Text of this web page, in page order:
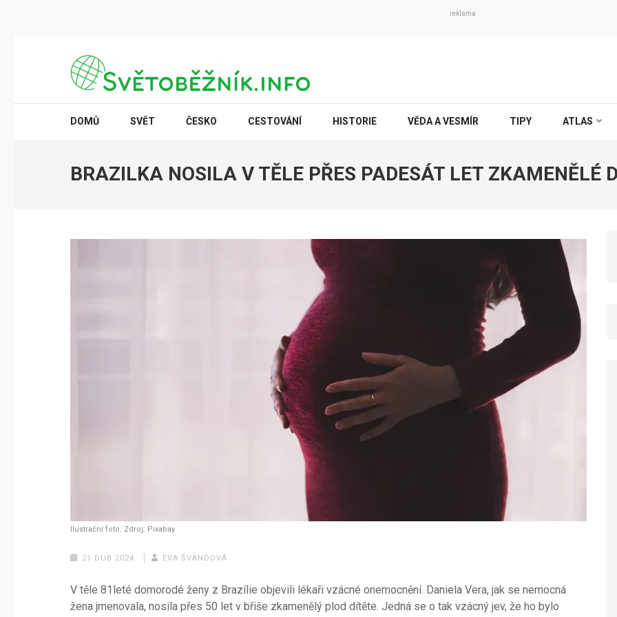
reklama
SVĚTOBĚŽNÍK.INFO
DOMŮ SVĚT ČESKO CESTOVÁNÍ HISTORIE VĚDA A VESMÍR TIPY ATLAS
BRAZILKA NOSILA V TĚLE PŘES PADESÁT LET ZKAMENĚLÉ
Ilustrační foto. Zdroj: Pixabay
21 DUB 2024 EVA ŠVANDOVÁ
V těle 81leté domorodé ženy z Brazílie objevili lékaři vzácné onemocnění. Daniela Vera, jak se nemocná
žena jmenovala, nosila přes 50 let v břiše zkamenělý plod dítěte. Jedná se o tak vzácný jev, že ho bylo